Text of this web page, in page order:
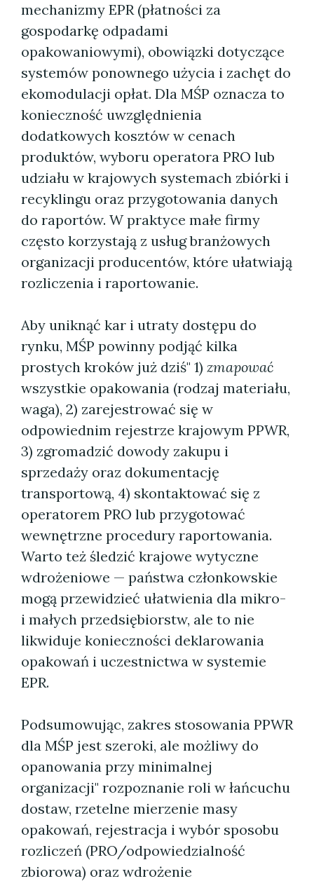
mechanizmy EPR (płatności za
gospodarkę odpadami
opakowaniowymi), obowiązki dotyczące
systemów ponownego użycia i zachęt do
ekomodulacji opłat. Dla MŚP oznacza to
konieczność uwzględnienia
dodatkowych kosztów w cenach
produktów, wyboru operatora PRO lub
udziału w krajowych systemach zbiórki i
recyklingu oraz przygotowania danych
do raportów. W praktyce małe firmy
często korzystają z usług branżowych
organizacji producentów, które ułatwiają
rozliczenia i raportowanie.
Aby uniknąć kar i utraty dostępu do
rynku, MŚP powinny podjąć kilka
prostych kroków już dziś" 1) zmapować
wszystkie opakowania (rodzaj materiału,
waga), 2) zarejestrować się w
odpowiednim rejestrze krajowym PPWR,
3) zgromadzić dowody zakupu i
sprzedaży oraz dokumentację
transportową, 4) skontaktować się z
operatorem PRO lub przygotować
wewnętrzne procedury raportowania.
Warto też śledzić krajowe wytyczne
wdrożeniowe — państwa członkowskie
mogą przewidzieć ułatwienia dla mikro-
i małych przedsiębiorstw, ale to nie
likwiduje konieczności deklarowania
opakowań i uczestnictwa w systemie
EPR.
Podsumowując, zakres stosowania PPWR
dla MŚP jest szeroki, ale możliwy do
opanowania przy minimalnej
organizacji" rozpoznanie roli w łańcuchu
dostaw, rzetelne mierzenie masy
opakowań, rejestracja i wybór sposobu
rozliczeń (PRO/odpowiedzialność
zbiorowa) oraz wdrożenie